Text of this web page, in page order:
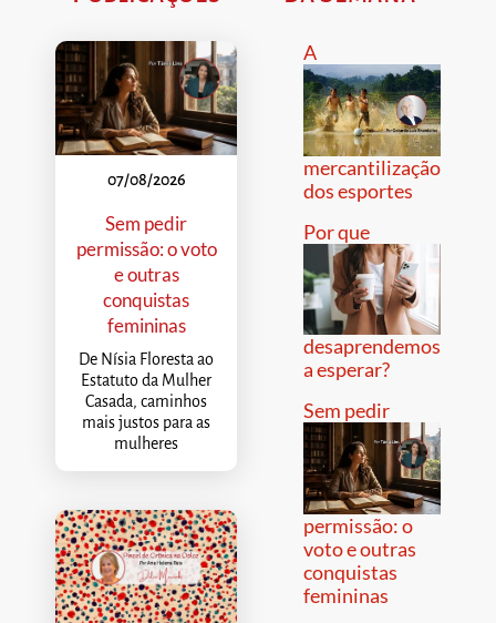
07/08/2026
Sem pedir
permissão: o voto
e outras
conquistas
femininas
De Nísia Floresta ao
Estatuto da Mulher
Casada, caminhos
mais justos para as
mulheres
A
mercantilização
dos esportes
Por que
desaprendemos
a esperar?
Sem pedir
permissão: o
voto e outras
conquistas
femininas